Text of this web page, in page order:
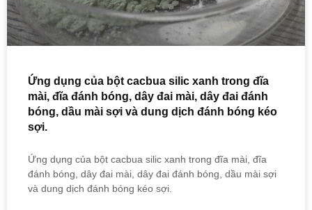
Ứng dụng của bột cacbua silic xanh trong đĩa
mài, đĩa đánh bóng, dây đai mài, dây đai đánh
bóng, dầu mài sợi và dung dịch đánh bóng kéo
sợi.
Ứng dụng của bột cacbua silic xanh trong đĩa mài, đĩa
đánh bóng, dây đai mài, dây đai đánh bóng, dầu mài sợi
và dung dịch đánh bóng kéo sợi.